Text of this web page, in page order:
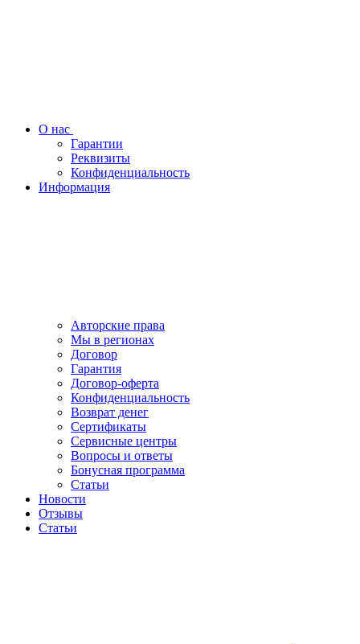
О нас
Гарантии
Реквизиты
Конфиденциальность
Информация
Авторские права
Мы в регионах
Договор
Гарантия
Договор-оферта
Конфиденциальность
Возврат денег
Сертификаты
Сервисные центры
Вопросы и ответы
Бонусная программа
Статьи
Новости
Отзывы
Статьи